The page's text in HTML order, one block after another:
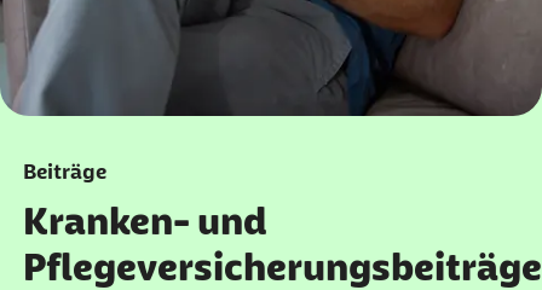
Beiträge
Kranken- und